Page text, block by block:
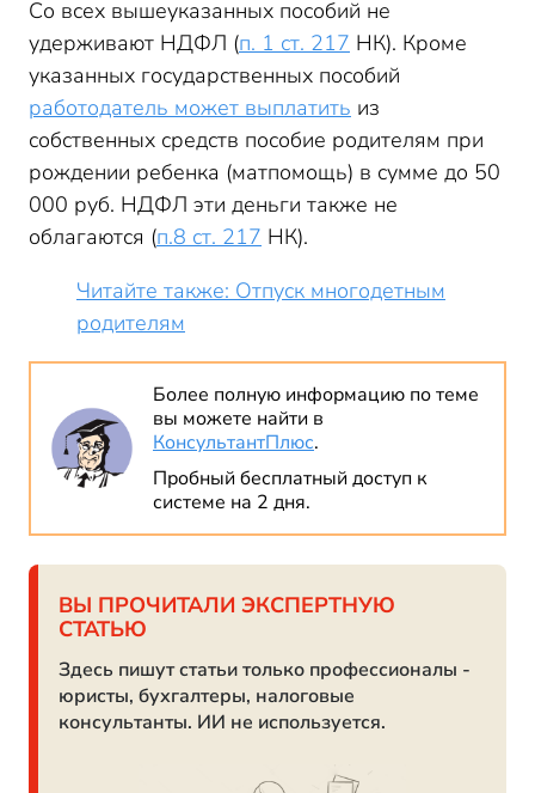
Со всех вышеуказанных пособий не
удерживают НДФЛ (п. 1 ст. 217 НК). Кроме
указанных государственных пособий
работодатель может выплатить из
собственных средств пособие родителям при
рождении ребенка (матпомощь) в сумме до 50
000 руб. НДФЛ эти деньги также не
облагаются (п.8 ст. 217 НК).
Читайте также: Отпуск многодетным
родителям
Более полную информацию по теме
вы можете найти в
КонсультантПлюс.
Пробный бесплатный доступ к
системе на 2 дня.
ВЫ ПРОЧИТАЛИ ЭКСПЕРТНУЮ
СТАТЬЮ
Здесь пишут статьи только профессионалы -
юристы, бухгалтеры, налоговые
консультанты. ИИ не используется.